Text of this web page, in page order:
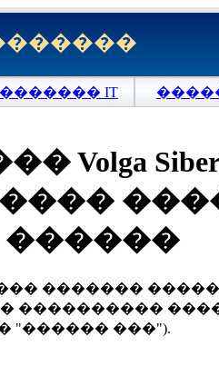
������� IT
������
�������
����������
"������ ���").